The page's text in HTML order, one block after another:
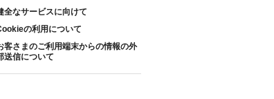
全なサービスに向けて
の利用について
客さまのご利用端末からの情報の外
送信について